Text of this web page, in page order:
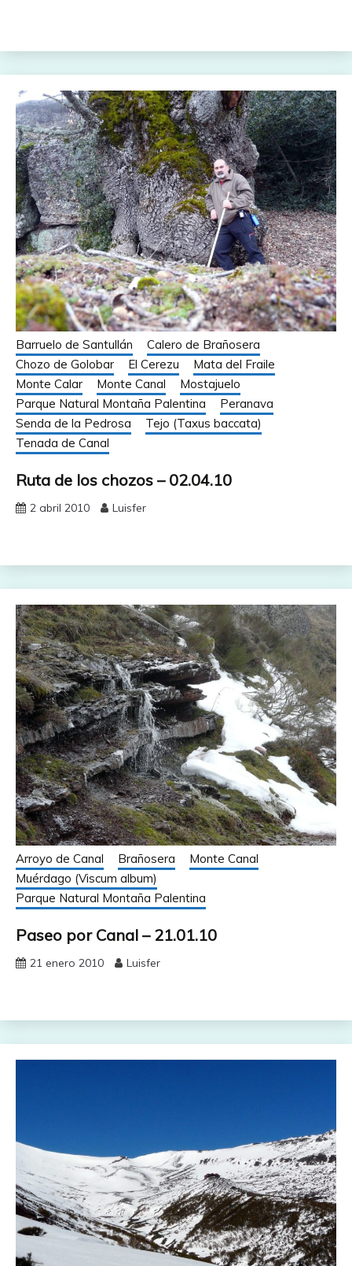
Barruelo de Santullán
Calero de Brañosera
Chozo de Golobar
El Cerezu
Mata del Fraile
Monte Calar
Monte Canal
Mostajuelo
Parque Natural Montaña Palentina
Peranava
Senda de la Pedrosa
Tejo (Taxus baccata)
Tenada de Canal
Ruta de los chozos – 02.04.10
2 abril 2010 Luisfer
Arroyo de Canal Brañosera
Monte Canal
Muérdago (Viscum album)
Parque Natural Montaña Palentina
Paseo por Canal – 21.01.10
21 enero 2010 Luisfer